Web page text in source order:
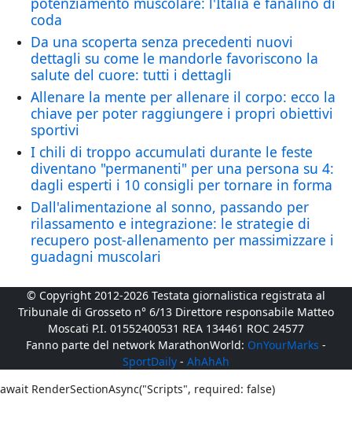
coda
Da una scoperta senza precedenti nuovi
dettagli su come le mandorle favoriscono la
salute del cuore: tutti i dettagli
Allenare la mente per allenare il corpo: ecco la
chiave per poter raggiungere i propri obiettivi
sportivi
I chili di troppo accumulati durante le feste
diventano "permanenti" per una persona su 4:
dagli esperti i 10 consigli per tornare in forma
Dall'alimentazione al sonno, passando per
rilassamento e integrazione: le strategie di
recupero post-allenamento per massimizzare i
guadagni muscolari
© Copyright 2012-2026 Testata giornalistica registrata al
Tribunale di Grosseto n° 6/13 Direttore responsabile Matteo
Moscati P.I. 01552400531 REA 134461 ROC 24577
Fanno parte del network MarathonWorld: OnYourMarks -
SportDaily - AhAhAh
await RenderSectionAsync("Scripts", required: false)